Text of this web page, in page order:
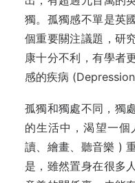
獨。孤獨感不單是英
個重要關注議題，研
康十分不利，有學者
感的疾病
孤獨和獨處不同，獨
的生活中，渴望一
讀、繪畫、聽音樂 )
是，雖然置身在很多